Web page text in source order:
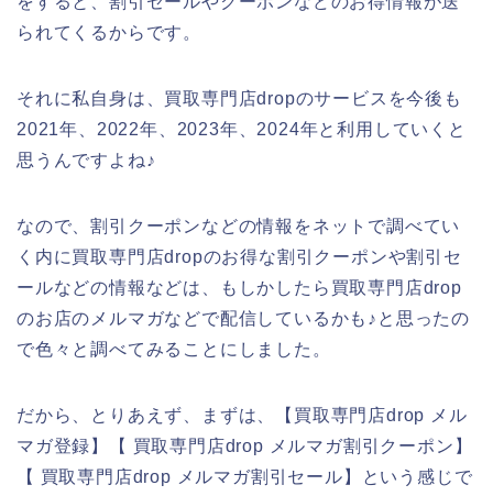
られてくるからです。
それに私自身は、買取専門店dropのサービスを今後も
2021年、2022年、2023年、2024年と利用していくと
思うんですよね♪
なので、割引クーポンなどの情報をネットで調べてい
く内に買取専門店dropのお得な割引クーポンや割引セ
ールなどの情報などは、もしかしたら買取専門店drop
のお店のメルマガなどで配信しているかも♪と思ったの
で色々と調べてみることにしました。
だから、とりあえず、まずは、【買取専門店drop メル
マガ登録】【 買取専門店drop メルマガ割引クーポン】
【 買取専門店drop メルマガ割引セール】という感じで